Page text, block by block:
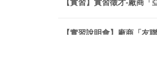
【實習】實習徵才-廠商
【實習說明會】廠商「友